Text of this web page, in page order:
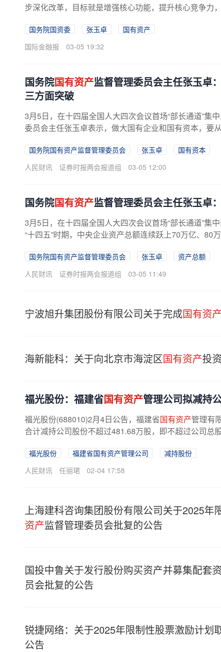
步深化改革，目标就是增强核心功能，提升核心竞争力
国务院国资委 张玉卓
国有资产
国际金融报
03-05 19:32
国务院国有资产监督管理委员会主任张玉卓
三方面突破
3月5日，在十四届全国人大四次会议首场“部长通道”集
委员会主任张玉卓表示，做大国有企业和国有资本，要
国务院国有资产监督管理委员会 张玉卓
国有资本
人民财讯
证券时报两会报道组 03-05 12:00
国务院国有资产监督管理委员会主任张玉卓
3月5日，在十四届全国人大四次会议首场“部长通道”集
“十四五”时期，中央企业资产总额连续跃上70万亿、80
国务院国有资产监督管理委员会 张玉卓
资产总额
人民财讯
证券时报两会报道组 03-05 11:49
宁波旭升集团股份有限公司关于完成国有资
海新能科：关于向北京市海淀区国有资产投
福光股份：福建省国有资产管理公司拟减持
福光股份(688010)2月4日公告，福建省国有资产管理有
合计减持公司股份不超过481.68万股，即不超过公司总
福光股份 福建省国有资产管理公司
减持股份
人民财讯
任丽珺 02-04 17:58
上海建科咨询集团股份有限公司关于2025
资产监督管理委员会批复的公告
国投中鲁关于发行股份购买资产并募集配套
员会批复的公告
锐捷网络：关于2025年限制性股票激励计划
公告